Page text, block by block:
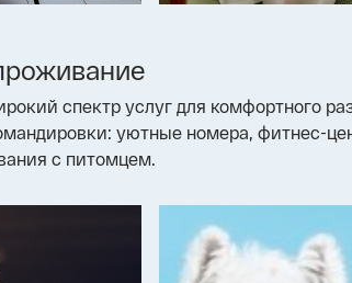
спектр услуг для комфортного
уютные номера, фитнес-
с питомцем.